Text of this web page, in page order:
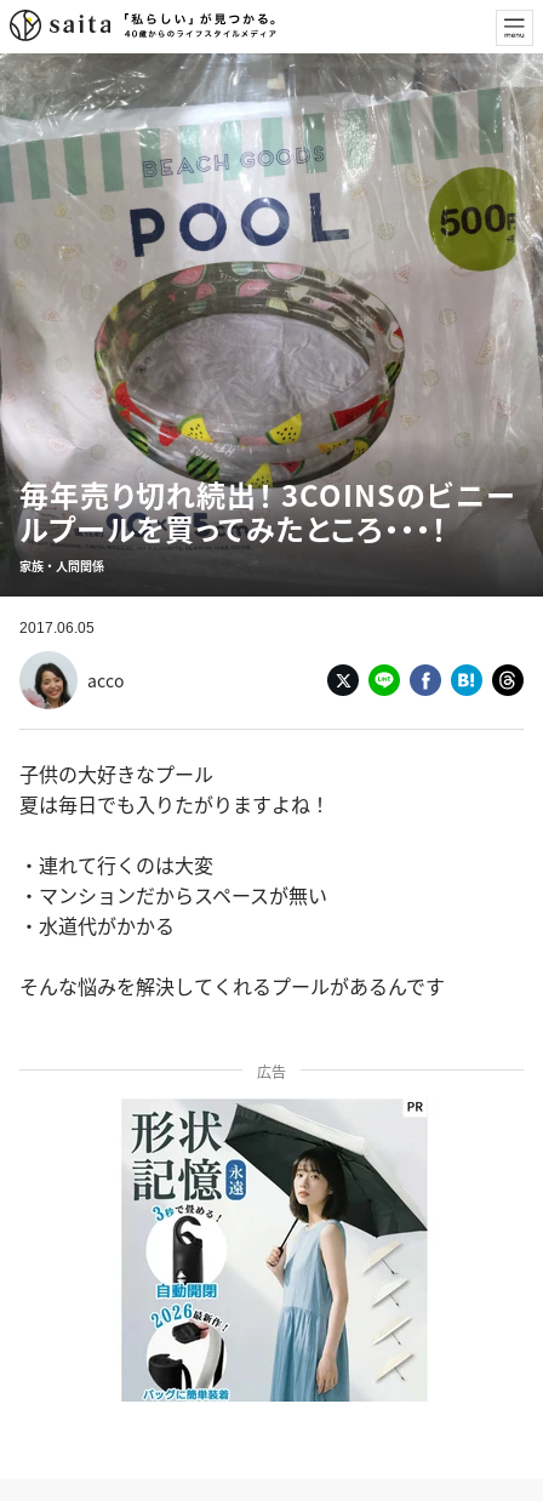
毎年売り切れ続出！ 3COINSのビニー
ルプールを買ってみたところ・・・！
家族・人間関係
2017.06.05
acco
子供の大好きなプール
夏は毎日でも入りたがりますよね！
・連れて行くのは大変
・マンションだからスペースが無い
・水道代がかかる
そんな悩みを解決してくれるプールがあるんです
広告